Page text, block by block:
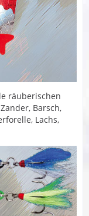
räuberischen
Barsch,
Lachs,